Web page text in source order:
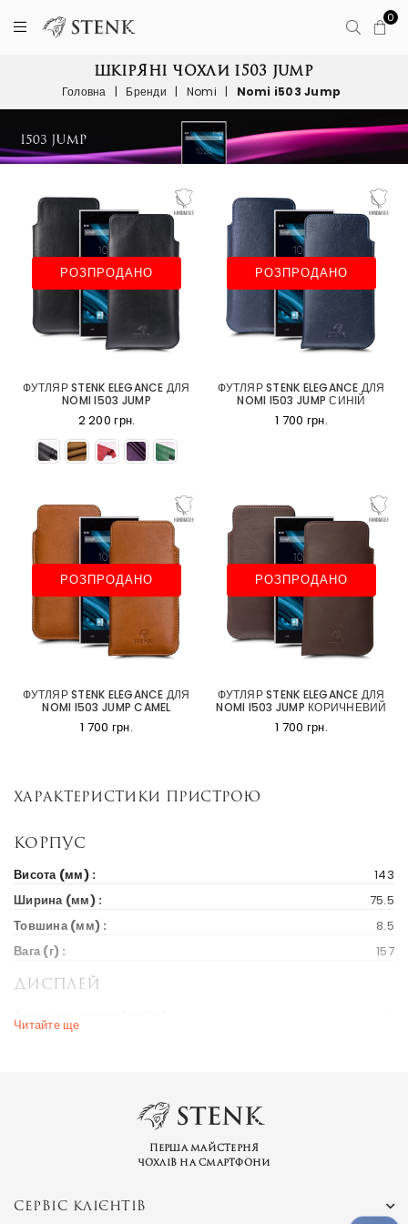
0
ШКІРЯНІ ЧОХЛИ I503 JUMP
Головна | Бренди | Nomi | Nomi i503 Jump
РОЗПРОДАНО
ФУТЛЯР STENK ELEGANCE ДЛЯ
NOMI I503 JUMP
2 200 грн.
РОЗПРОДАНО
ФУТЛЯР STENK ELEGANCE ДЛЯ
NOMI I503 JUMP СИНІЙ
1 700 грн.
РОЗПРОДАНО
ФУТЛЯР STENK ELEGANCE ДЛЯ
NOMI I503 JUMP CAMEL
1 700 грн.
РОЗПРОДАНО
ФУТЛЯР STENK ELEGANCE ДЛЯ
NOMI I503 JUMP КОРИЧНЕВИЙ
1 700 грн.
Характеристики пристрою
Корпус
Висота (мм) :
143
Ширина (мм) :
75.5
Товшина (мм) :
8.5
Вага (г) :
157
Дисплей
Діагональ екрану (дюйм) :
Ціна на старті продажів :
Читайте ще
Перша майстерня
чохлів на смартфони
СЕРВІС КЛІЄНТІВ